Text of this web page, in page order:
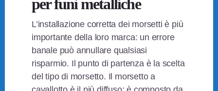
per funi metalliche
L’installazione corretta dei morsetti è più
importante della loro marca: un errore
banale può annullare qualsiasi
risparmio. Il punto di partenza è la scelta
del tipo di morsetto. Il morsetto a